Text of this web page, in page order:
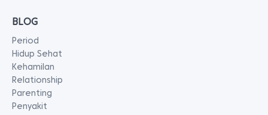
BLOG
Period
Hidup Sehat
Kehamilan
Relationship
Parenting
Penyakit